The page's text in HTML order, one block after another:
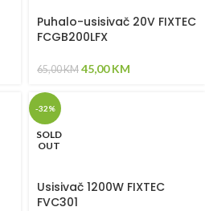
Puhalo-usisivač 20V FIXTEC
FCGB200LFX
65,00KM 45,00KM
-32%
SOLD
OUT
Usisivač 1200W FIXTEC
FVC301